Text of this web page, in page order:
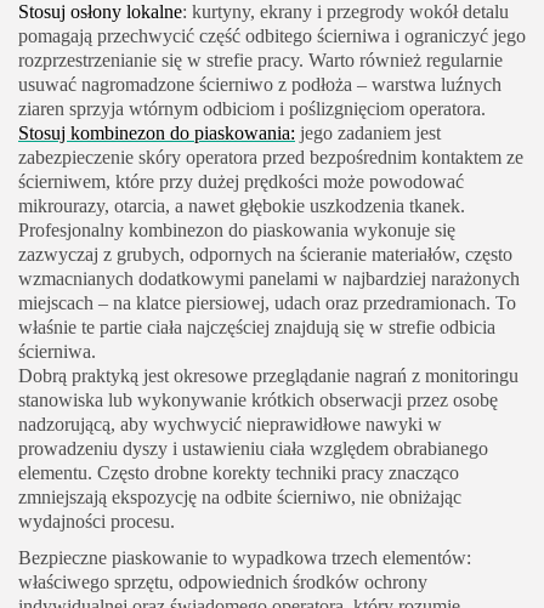
Stosuj osłony lokalne: kurtyny, ekrany i przegrody wokół detalu
pomagają przechwycić część odbitego ścierniwa i ograniczyć jego
rozprzestrzenianie się w strefie pracy. Warto również regularnie
usuwać nagromadzone ścierniwo z podłoża – warstwa luźnych
ziaren sprzyja wtórnym odbiciom i poślizgnięciom operatora.
Stosuj kombinezon do piaskowania: jego zadaniem jest
zabezpieczenie skóry operatora przed bezpośrednim kontaktem ze
ścierniwem, które przy dużej prędkości może powodować
mikrourazy, otarcia, a nawet głębokie uszkodzenia tkanek.
Profesjonalny kombinezon do piaskowania wykonuje się
zazwyczaj z grubych, odpornych na ścieranie materiałów, często
wzmacnianych dodatkowymi panelami w najbardziej narażonych
miejscach – na klatce piersiowej, udach oraz przedramionach. To
właśnie te partie ciała najczęściej znajdują się w strefie odbicia
ścierniwa.
Dobrą praktyką jest okresowe przeglądanie nagrań z monitoringu
stanowiska lub wykonywanie krótkich obserwacji przez osobę
nadzorującą, aby wychwycić nieprawidłowe nawyki w
prowadzeniu dyszy i ustawieniu ciała względem obrabianego
elementu. Często drobne korekty techniki pracy znacząco
zmniejszają ekspozycję na odbite ścierniwo, nie obniżając
wydajności procesu.
Bezpieczne piaskowanie to wypadkowa trzech elementów:
właściwego sprzętu, odpowiednich środków ochrony